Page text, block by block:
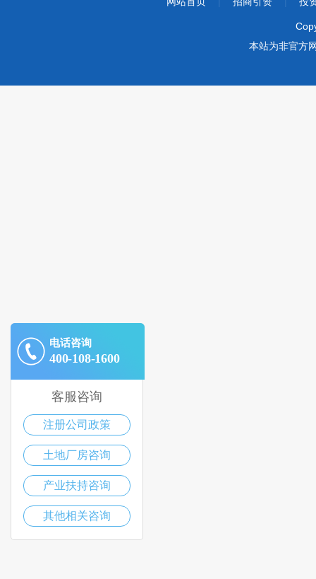
本站为非官方
电话咨询
400-108-1600
客服咨询
注册公司政策
土地厂房咨询
产业扶持咨询
其他相关咨询